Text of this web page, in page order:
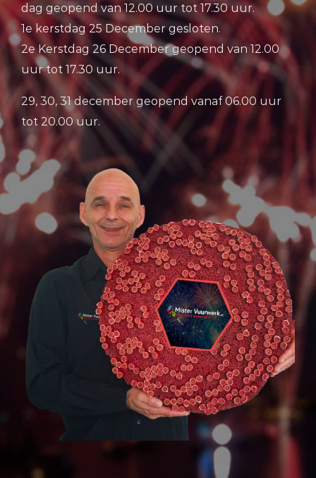
dag geopend van 12.00 uur tot 17.30 uur.
1e kerstdag 25 December gesloten.
2e Kerstdag 26 December geopend van 12.00
uur tot 17.30 uur.
29, 30, 31 december geopend vanaf 06.00 uur
tot 20.00 uur.